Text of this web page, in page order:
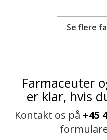
Se flere
Farmaceuter
er klar, hvis
Kontakt os på +45